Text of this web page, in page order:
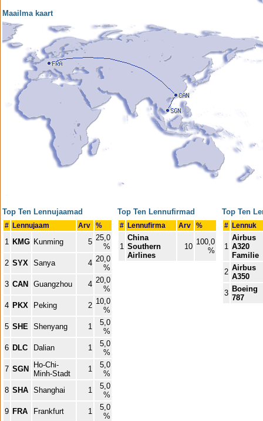
Maailma kaart
Top Ten Lennujaamad
# Lennujaam Arv %
1 KMG Kunming 5 25,0
%
2 SYX Sanya 4 20,0
%
3 CAN Guangzhou 4 20,0
%
4 PKX Peking 2 10,0
%
5 SHE Shenyang 1
5,0
%
6 DLC Dalian 1
5,0
%
7 SGN
Ho-Chi-
Minh-Stadt
1
5,0
%
8 SHA Shanghai 1
5,0
%
9 FRA Frankfurt 1
5,0
%
Top Ten Lennufirmad
# Lennufirma Arv %
1
China
Southern
Airlines
10
100,0
%
Top Ten
# Lennuk
1
Airbus
A320
Familie
2 Airbus
A350
3 Boeing
787